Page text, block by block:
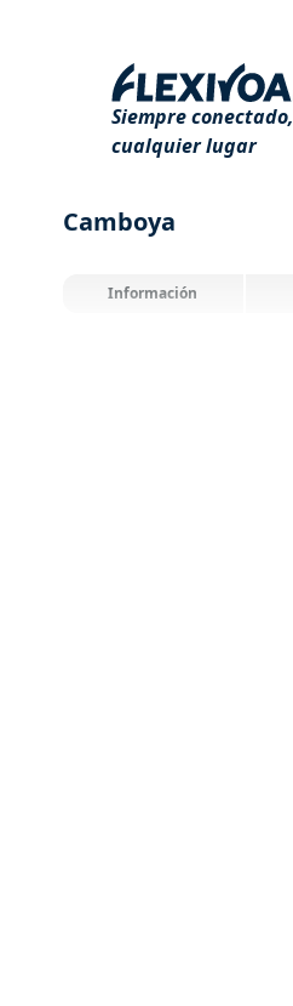
Siempre conectado,
cualquier lugar
Camboya
Información